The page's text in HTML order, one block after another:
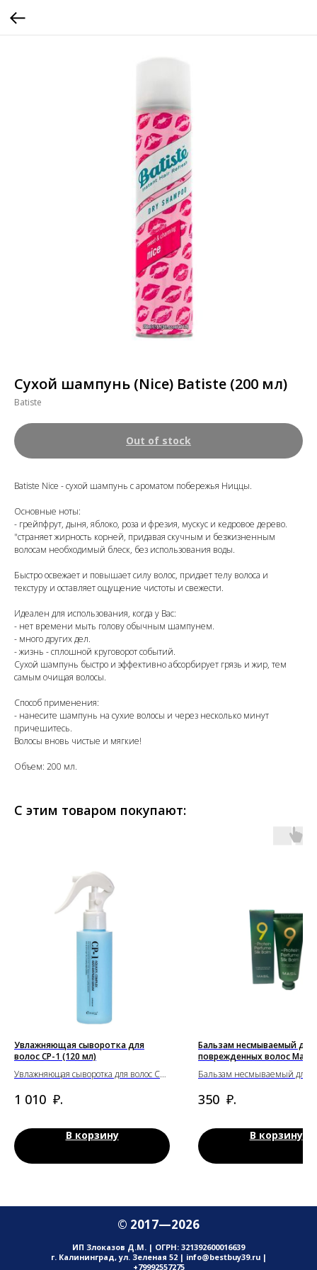
Сухой шампунь (Nice) Batiste (200 мл)
Batiste
Out of stock
Batiste Nice - сухой шампунь с ароматом побережья Ниццы.
Основные ноты:
- грейпфрут, дыня, яблоко, роза и фрезия, мускус и кедровое дерево.
"страняет жирность корней, придавая скучным и безжизненным
волосам необходимый блеск, без использования воды.
Быстро освежает и повышает силу волос, придает телу волоса и
текстуру и оставляет ощущение чистоты и свежести.
Идеален для использования, когда у Вас:
- нет времени мыть голову обычным шампунем.
- много других дел.
- жизнь - сплошной круговорот событий.
Сухой шампунь быстро и эффективно абсорбирует грязь и жир, тем
самым очищая волосы.
Способ применения:
- нанесите шампунь на сухие волосы и через несколько минут
причешитесь.
Волосы вновь чистые и мягкие!
Объем: 200 мл.
С этим товаром покупают:
Увлажняющая сыворотка для
волос CP-1 (120 мл)
Увлажняющая сыворотка для волос CP-
1 010 ₽.
В корзину
Бальзам несмываемый для
поврежденных волос Masil
Бальзам несмываемый для
350 ₽.
В корзину
© 2017—2026
ИП Злоказов Д.М. | ОГРН: 321392600016639
г. Калининград, ул. Зеленая 52 | info@bestbuy39.ru |
+79992557275